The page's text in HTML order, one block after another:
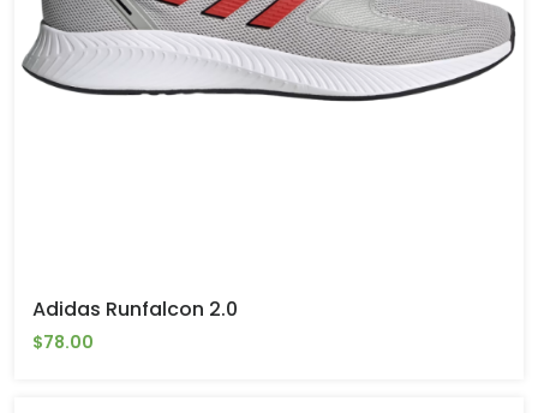
Adidas Runfalcon 2.0
$78.00